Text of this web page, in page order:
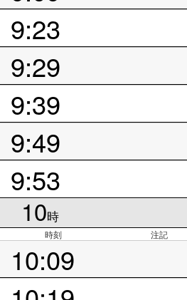
9:23
9:29
9:39
9:49
9:53
10時
時刻 注記
10:09